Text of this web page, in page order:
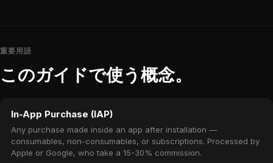
重要用語
このガイドで使う概念。
In-App Purchase (IAP)
Any purchase made inside an app after installation —
consumables, non-consumables, or subscriptions. Processed by
Apple or Google, who take a 15-30% commission.